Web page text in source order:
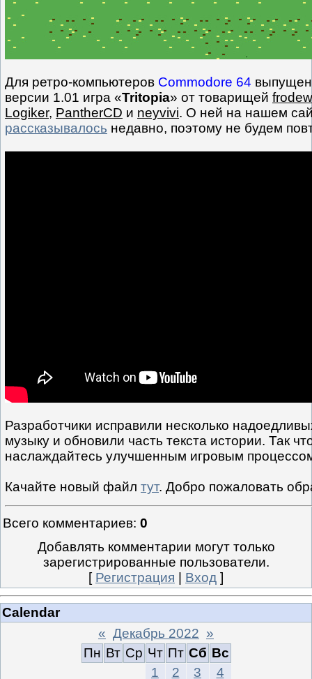
Для ретро-компьютеров Commodore 64
версии 1.01 игра «Tritopia» от товарищей
Logiker, PantherCD и neyvivi. О ней на нашем
рассказывалось недавно, поэтому не будем
Разработчики исправили несколько
музыку и обновили часть текста истории. Так
наслаждайтесь улучшенным игровым
Качайте новый файл тут. Добро пожаловать
Всего комментариев: 0
Добавлять комментарии могут только
зарегистрированные пользователи.
[ Регистрация Вход ]
Calendar
« Декабрь 2022 »
Пн Вт Ср Чт Пт Сб Вс
1
2 3
4